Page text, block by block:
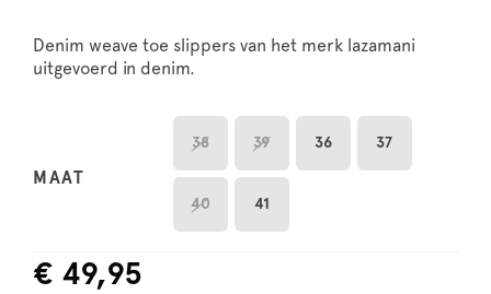
Denim weave toe slippers van het merk lazamani
uitgevoerd in denim.
MAAT
38 39 36 37
40 41
€ 49,95